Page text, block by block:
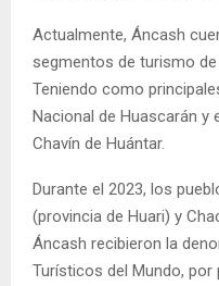
Actualmente, Áncash
segmentos de turismo
Teniendo como
Nacional de Huascarán y
Chavín de Huántar.
Durante el 2023, los
(provincia de Huari) y
Áncash recibieron la
Turísticos del Mundo, por